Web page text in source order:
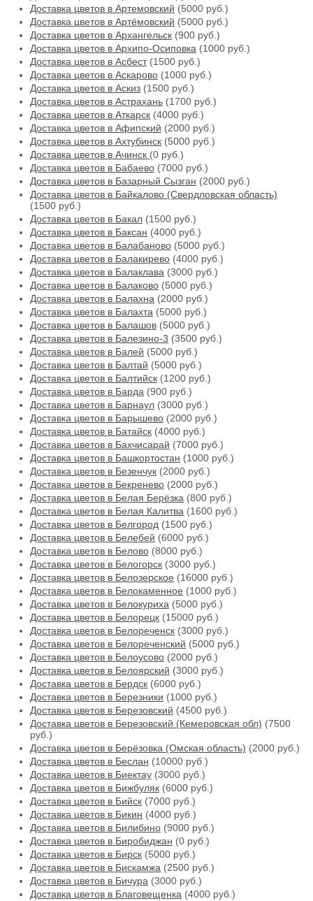
Доставка цветов в Артемовский (5000 руб.)
Доставка цветов в Артёмовский (5000 руб.)
Доставка цветов в Архангельск (900 руб.)
Доставка цветов в Архипо-Осиповка (1000 руб.)
Доставка цветов в Асбест(1500 руб.)
Доставка цветов в Аскарово (1000 руб.)
Доставка цветов в Аскиз (1500 руб.)
Доставка цветов в Астрахань (1700 руб.)
Доставка цветов в Аткарск (4000 руб.)
Доставка цветов в Афипский (2000 руб.)
Доставка цветов в Ахтубинск (5000 руб.)
Доставка цветов в Ачинск (0 руб.)
Доставка цветов в Бабаево (7000 руб.)
Доставка цветов в Базарный Сызган (2000 руб.)
Доставка цветов в Байкалово (Свердловская область)
(1500 руб.)
Доставка цветов в Бакал (1500 руб.)
Доставка цветов в Баксан (4000 руб.)
Доставка цветов в Балабаново (5000 руб.)
Доставка цветов в Балакирево (4000 руб.)
Доставка цветов в Балаклава (3000 руб.)
Доставка цветов в Балаково (5000 руб.)
Доставка цветов в Балахна (2000 руб.)
Доставка цветов в Балахта (5000 руб.)
Доставка цветов в Балашов (5000 руб.)
Доставка цветов в Балезино-3 (3500 руб.)
Доставка цветов в Балей (5000 руб.)
Доставка цветов в Балтай (5000 руб.)
Доставка цветов в Балтийск (1200 руб.)
Доставка цветов в Барда (900 руб.)
Доставка цветов в Барнаул (3000 руб.)
Доставка цветов в Барышево (2000 руб.)
Доставка цветов в Батайск (4000 руб.)
Доставка цветов в Бахчисарай (7000 руб.)
Доставка цветов в Башкортостан (1000 руб.)
Доставка цветов в Безенчук (2000 руб.)
Доставка цветов в Бекренево (2000 руб.)
Доставка цветов в Белая Берёзка (800 руб.)
Доставка цветов в Белая Калитва (1600 руб.)
Доставка цветов в Белгород (1500 руб.)
Доставка цветов в Белебей (6000 руб.)
Доставка цветов в Белово (8000 руб.)
Доставка цветов в Белогорск (3000 руб.)
Доставка цветов в Белозерское (16000 руб.)
Доставка цветов в Белокаменное (1000 руб.)
Доставка цветов в Белокуриха (5000 руб.)
Доставка цветов в Белорецк (15000 руб.)
Доставка цветов в Белореченск (3000 руб.)
Доставка цветов в Белореченский (5000 руб.)
Доставка цветов в Белоусово (2000 руб.)
Доставка цветов в Белоярский (3000 руб.)
Доставка цветов в Бердск (6000 руб.)
Доставка цветов в Березники (1000 руб.)
Доставка цветов в Березовский (4500 руб.)
Доставка цветов в Березовский (Кемеровская обл) (7500
руб.)
Доставка цветов в Берёзовка (Омская область) (2000 руб.)
Доставка цветов в Беслан (10000 руб.)
Доставка цветов в Биектау (3000 руб.)
Доставка цветов в Бижбуляк (6000 руб.)
Доставка цветов в Бийск (7000 руб.)
Доставка цветов в Бикин (4000 руб.)
Доставка цветов в Билибино (9000 руб.)
Доставка цветов в Биробиджан (0 руб.)
Доставка цветов в Бирск (5000 руб.)
Доставка цветов в Бискамжа (2500 руб.)
Доставка цветов в Бичура (3000 руб.)
Доставка цветов в Благовещенка (4000 руб.)